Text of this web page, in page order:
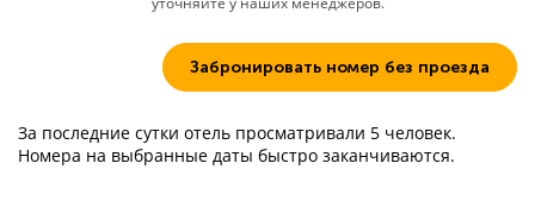
Забронировать номер без проезда
За последние сутки отель просматривали 5 человек.
Номера на выбранные даты быстро заканчиваются.